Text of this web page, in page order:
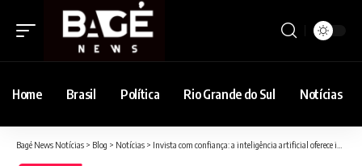
Home Brasil Política Rio Grande do Sul Notícias
Bagé News Notícias > Blog > Notícias > Invista com confiança: a inteligência artificial oferece insights valiosos para a valorização e precificação de propriedades